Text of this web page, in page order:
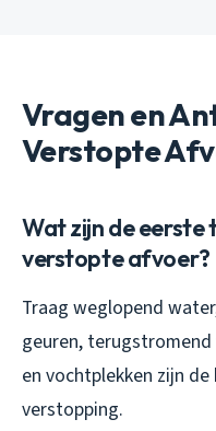
Vragen en
Verstopte
Wat zijn de eerste
verstopte afvoer?
Traag weglopend
geuren,
en vochtplekken zijn
verstopping.